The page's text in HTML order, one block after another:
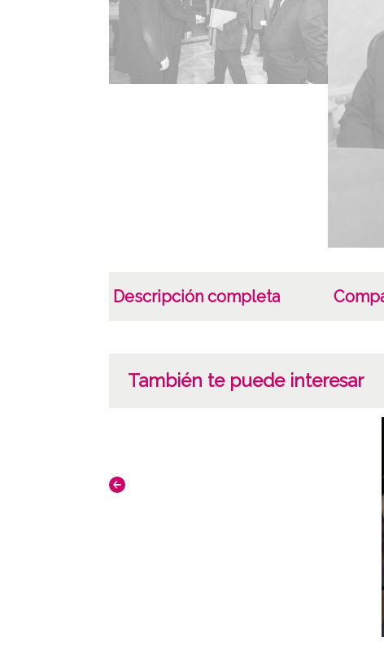
Descripción completa
También te puede interesar